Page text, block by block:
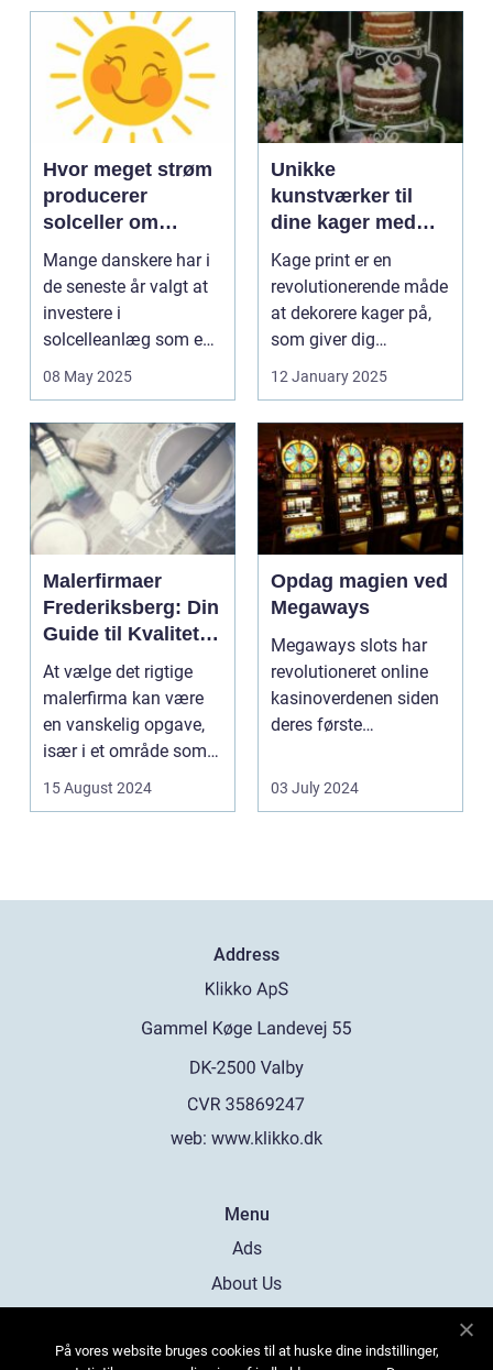
Hvor meget strøm
producerer
solceller om
vinteren?
Mange danskere har i
de seneste år valgt at
investere i
solcelleanlæg som en
bæred...
08 May 2025
Unikke
kunstværker til
dine kager med
kage print
Kage print er en
revolutionerende måde
at dekorere kager på,
som giver dig
mulighed for ...
12 January 2025
Malerfirmaer
Frederiksberg: Din
Guide til Kvalitet
og Service
At vælge det rigtige
malerfirma kan være
en vanskelig opgave,
især i et område som
Frederiksberg, hv...
15 August 2024
Opdag magien ved
Megaways
Megaways slots har
revolutioneret online
kasinoverdenen siden
deres første
spillea...
03 July 2024
Address
web: www.klikko.dk
Menu
Ads
About Us
Contact
På vores website bruges cookies til at huske dine indstillinger,